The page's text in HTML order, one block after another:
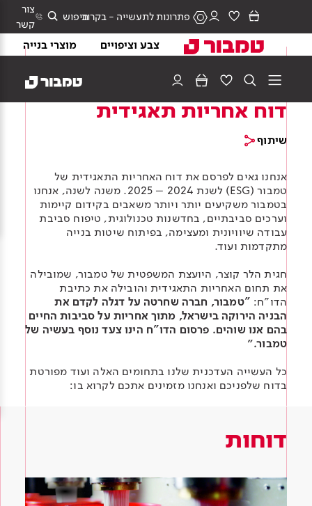
פתרונות לתעשייה - בקרובחיפוש
צור
קשר
צבע וציפויים מוצרי בנייה
איזור אישי
המניפה
המניפה המלאה
קולקציות
טקסטורות
חוץ ושליכט
ערבה
עץ
רובה
צבעים וציפויים לקירות
צבעים וציפויים לקירות חוץ
צבעים וציפויים למתכת
צבעים וציפויים לעץ
אביזרי צביעה ושיפוץ
לכל מוצרי צבע וציפויים
עולם הצבע
כל הכתבות
הזמנת קטלוגים ומניפות
Academy
מוצרי בנייה
קטלוג מוצרי בנייה
טייחים
איטום
חומרי מילוי והחלקה
לכל מוצרי הבנייה
תוכן מקצועי
מערכות בנייה ומפרטים
Academy
בנייה בגבס
קטלוג מוצרי גבס
מסלולים וניצבים
חומרי בידוד
טיח גבס
תוכן מקצועי
מערכות בנייה
Academy
בנייה ירוקה
בנייה ירוקה - מוצרי צבע
בנייה ירוקה - מוצרי גבס
תוכן מקצועי לבניה ירוקה
תוכן מקצועי
מרכז הידע
הזמנת קטלוגים ומניפות
Academy
אודותינו
הסיפור שלנו
אחריות תאגידית
אחריות חברתית
בואו לעבוד איתנו
מדיניות סביבתית
דוח אחריות תאגידית
שיתוף
אנחנו גאים לפרסם את דוח האחריות התאגידית של
טמבור (ESG) לשנת 2024 – 2025. משנה לשנה, אנחנו
בטמבור משקיעים יותר ויותר משאבים בקידום קיימות
וערכים סביבתיים, בחדשנות טכנולוגית, טיפוח סביבת
עבודה שיוויונית ומעצימה, בפיתוח שיטות בנייה
מתקדמות ועוד.
חגית הלר קוצר, היועצת המשפטית של טמבור, שמובילה
את תחום האחריות התאגידית והובילה את כתיבת
הדו"ח: "טמבור, חברה שחרטה על דגלה לקדם את
הבניה הירוקה בישראל, מתוך אחריות על סביבות החיים
בהם אנו שוהים. פרסום הדו"ח הינו צעד נוסף בעשיה של
טמבור.״
כל העשייה העדכנית שלנו בתחומים האלה ועוד מפורטת
בדוח שלפניכם ואנחנו מזמינים אתכם לקרוא בו:
דוחות